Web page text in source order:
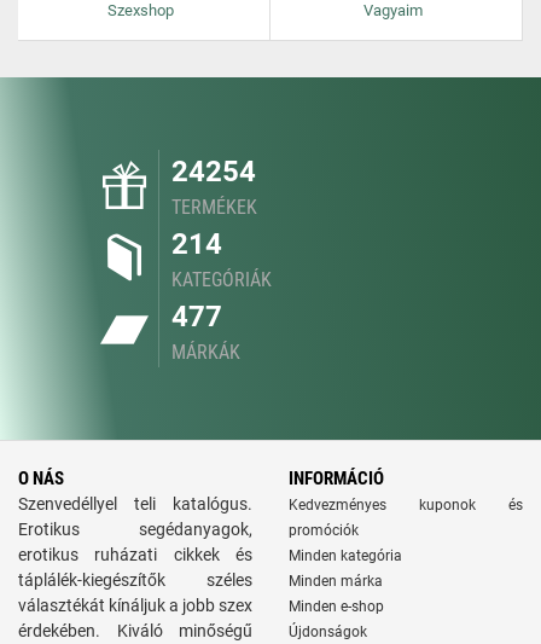
Szexshop Vagyaim
24254
TERMÉKEK
214
KATEGÓRIÁK
477
MÁRKÁK
O NÁS
Szenvedéllyel teli katalógus.
Erotikus segédanyagok,
erotikus ruházati cikkek és
táplálék-kiegészítők széles
választékát kínáljuk a jobb szex
érdekében. Kiváló minőségű
INFORMÁCIÓ
Kedvezményes kuponok és
promóciók
Minden kategória
Minden márka
Minden e-shop
Újdonságok